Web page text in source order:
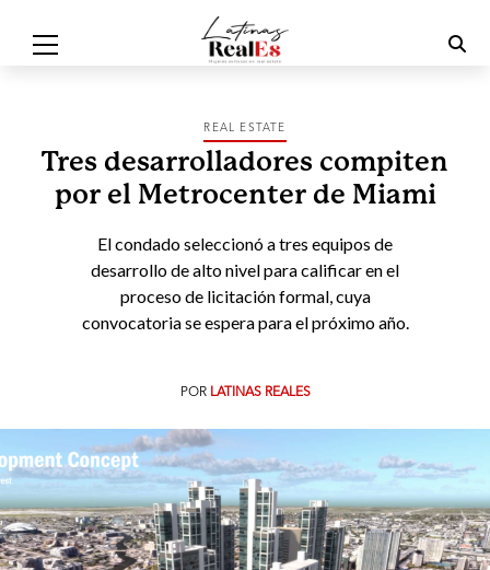
REAL ESTATE
Tres desarrolladores compiten
por el Metrocenter de Miami
El condado seleccionó a tres equipos de
desarrollo de alto nivel para calificar en el
proceso de licitación formal, cuya
convocatoria se espera para el próximo año.
POR LATINAS REALES